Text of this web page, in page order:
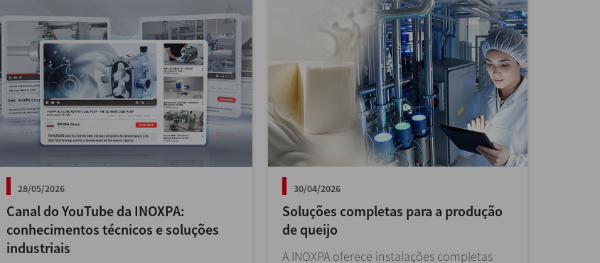
28/05/2026
Canal do YouTube da INOXPA:
conhecimentos técnicos e soluções
industriais
30/04/2026
Soluções completas para a produção
de queijo
A INOXPA oferece instalações completas